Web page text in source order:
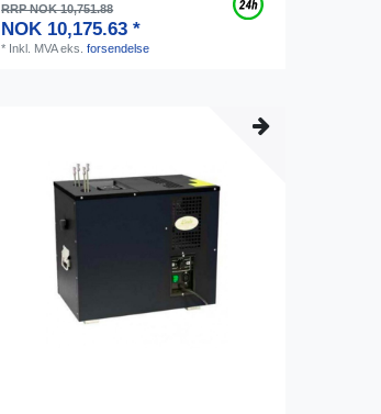
RRP NOK 10,751.88
NOK 10,175.63 *
* Inkl. MVAeks.forsendelse